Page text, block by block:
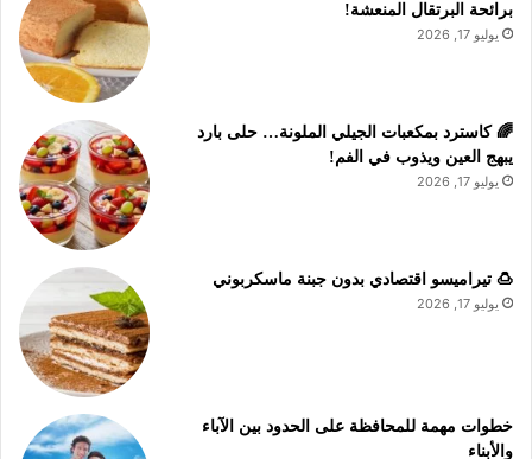
برائحة البرتقال المنعشة!
يوليو 17, 2026
🌈 كاسترد بمكعبات الجيلي الملونة… حلى بارد
يبهج العين ويذوب في الفم!
يوليو 17, 2026
🍮 تيراميسو اقتصادي بدون جبنة ماسكربوني
يوليو 17, 2026
خطوات مهمة للمحافظة على الحدود بين الآباء
والأبناء